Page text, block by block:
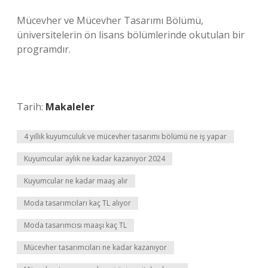
Mücevher ve Mücevher Tasarımı Bölümü,
üniversitelerin ön lisans bölümlerinde okutulan bir
programdır.
Tarih: Makaleler
4 yıllık kuyumculuk ve mücevher tasarımı bölümü ne iş yapar
Kuyumcular aylık ne kadar kazanıyor 2024
Kuyumcular ne kadar maaş alır
Moda tasarımcıları kaç TL alıyor
Moda tasarımcısı maaşı kaç TL
Mücevher tasarımcıları ne kadar kazanıyor